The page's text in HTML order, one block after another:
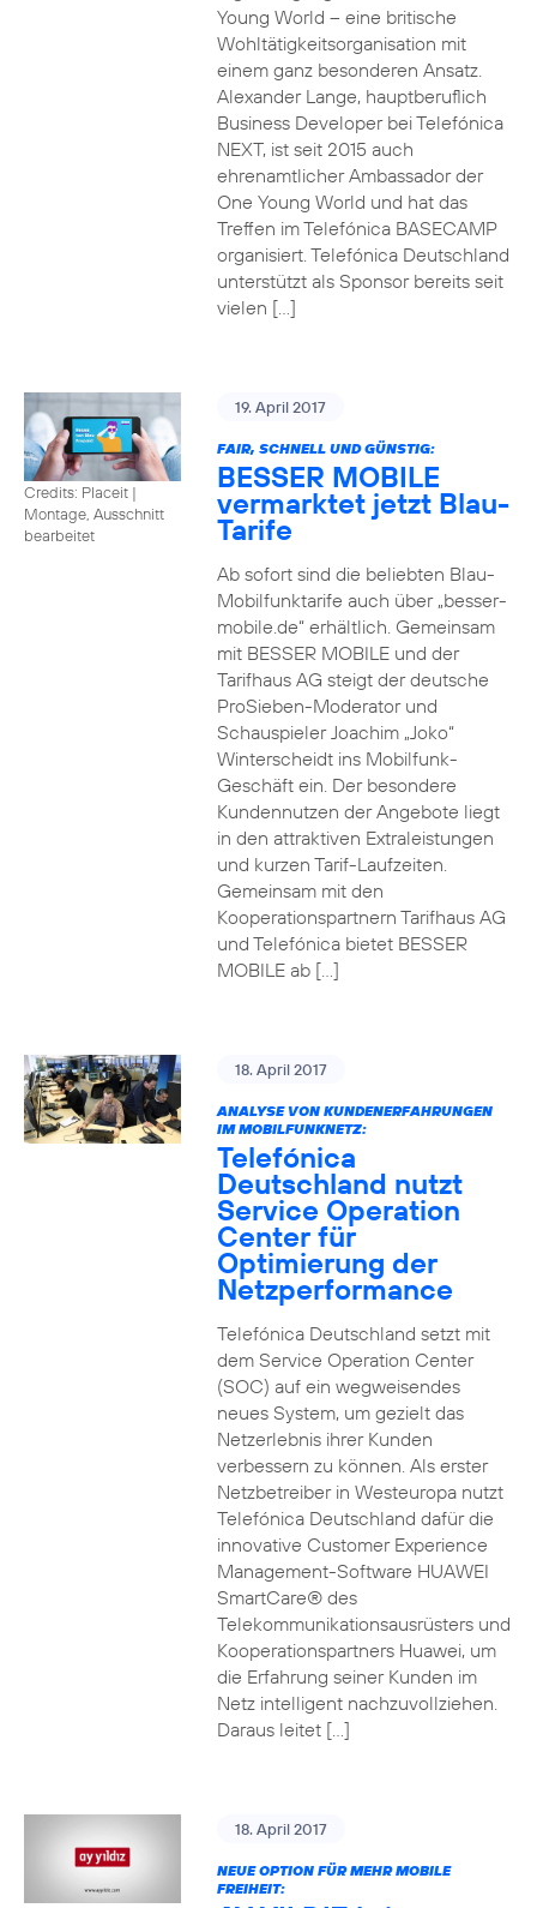
Young World – eine britische
Wohltätigkeitsorganisation mit
einem ganz besonderen Ansatz.
Alexander Lange, hauptberuflich
Business Developer bei Telefónica
NEXT, ist seit 2015 auch
ehrenamtlicher Ambassador der
One Young World und hat das
Treffen im Telefónica BASECAMP
organisiert. Telefónica Deutschland
unterstützt als Sponsor bereits seit
vielen […]
Credits: Placeit |
Montage, Ausschnitt
bearbeitet
19. April 2017
FAIR, SCHNELL UND GÜNSTIG:
BESSER MOBILE
vermarktet jetzt Blau-
Tarife
Ab sofort sind die beliebten Blau-
Mobilfunktarife auch über „besser-
mobile.de“ erhältlich. Gemeinsam
mit BESSER MOBILE und der
Tarifhaus AG steigt der deutsche
ProSieben-Moderator und
Schauspieler Joachim „Joko“
Winterscheidt ins Mobilfunk-
Geschäft ein. Der besondere
Kundennutzen der Angebote liegt
in den attraktiven Extraleistungen
und kurzen Tarif-Laufzeiten.
Gemeinsam mit den
Kooperationspartnern Tarifhaus AG
und Telefónica bietet BESSER
MOBILE ab […]
18. April 2017
ANALYSE VON KUNDENERFAHRUNGEN
IM MOBILFUNKNETZ:
Telefónica
Deutschland nutzt
Service Operation
Center für
Optimierung der
Netzperformance
Telefónica Deutschland setzt mit
dem Service Operation Center
(SOC) auf ein wegweisendes
neues System, um gezielt das
Netzerlebnis ihrer Kunden
verbessern zu können. Als erster
Netzbetreiber in Westeuropa nutzt
Telefónica Deutschland dafür die
innovative Customer Experience
Management-Software HUAWEI
SmartCare® des
Telekommunikationsausrüsters und
Kooperationspartners Huawei, um
die Erfahrung seiner Kunden im
Netz intelligent nachzuvollziehen.
Daraus leitet […]
18. April 2017
NEUE OPTION FÜR MEHR MOBILE
FREIHEIT: